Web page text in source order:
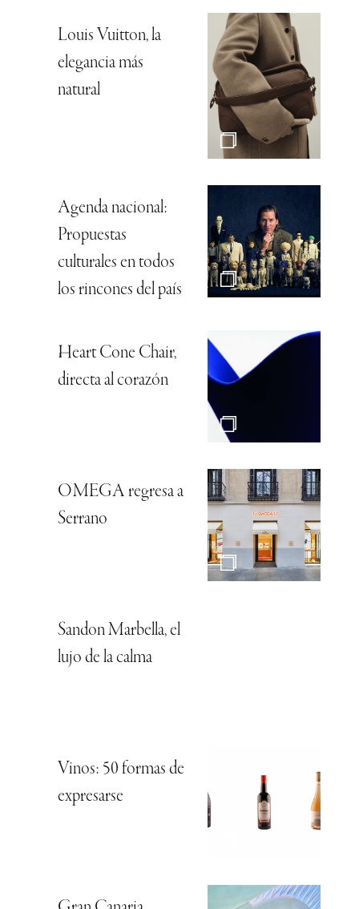
Louis Vuitton, la
elegancia más
natural
Agenda nacional:
Propuestas
culturales en todos
los rincones del país
Heart Cone Chair,
directa al corazón
OMEGA regresa a
Serrano
Sandon Marbella, el
lujo de la calma
Vinos: 50 formas de
expresarse